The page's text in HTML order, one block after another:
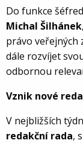
Do funkce
Michal Šilhánek
právo veřejných
dále rozvíjet
odbornou
Vznik nové
V nejbližších
redakční rada,